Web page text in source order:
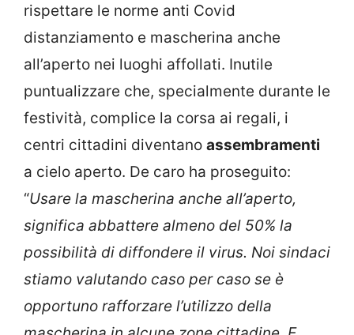
rispettare le norme anti Covid
distanziamento e mascherina anche
all’aperto nei luoghi affollati. Inutile
puntualizzare che, specialmente durante le
festività, complice la corsa ai regali, i
centri cittadini diventano assembramenti
a cielo aperto. De caro ha proseguito:
“Usare la mascherina anche all’aperto,
significa abbattere almeno del 50% la
possibilità di diffondere il virus. Noi sindaci
stiamo valutando caso per caso se è
opportuno rafforzare l’utilizzo della